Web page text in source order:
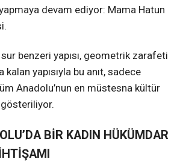
devam ediyor: Mama Hatun
benzeri yapısı, geometrik zarafeti
kalan yapısıyla bu anıt, sadece
Anadolu’nun en müstesna kültür
gösteriliyor.
BİR KADIN HÜKÜMDAR